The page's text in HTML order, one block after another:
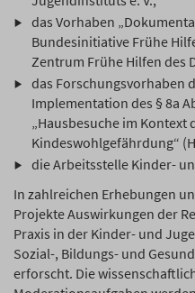
das Vorhaben
Bundesinitiative Frühe
Zentrum Frühe Hilfen des
das Forschungsvorhaben
Implementation des § 8a
„Hausbesuche im Kontext
Kindeswohlgefährdung“
die Arbeitsstelle Kinder-
In zahlreichen Erhebungen
Projekte Auswirkungen der
Praxis in der Kinder- und
Sozial-, Bildungs- und
erforscht. Die